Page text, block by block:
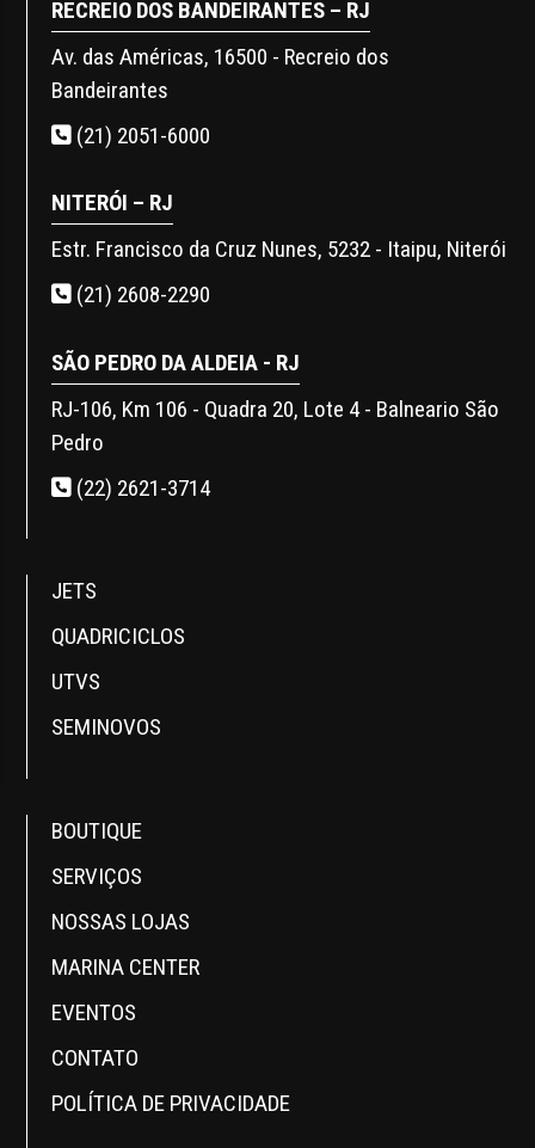
RECREIO DOS BANDEIRANTES – RJ
Av. das Américas, 16500 - Recreio dos
Bandeirantes
(21) 2051-6000
NITERÓI – RJ
Estr. Francisco da Cruz Nunes, 5232 - Itaipu, Niterói
(21) 2608-2290
SÃO PEDRO DA ALDEIA - RJ
RJ-106, Km 106 - Quadra 20, Lote 4 - Balneario São
Pedro
(22) 2621-3714
JETS
QUADRICICLOS
UTVS
SEMINOVOS
BOUTIQUE
SERVIÇOS
NOSSAS LOJAS
MARINA CENTER
EVENTOS
CONTATO
POLÍTICA DE PRIVACIDADE